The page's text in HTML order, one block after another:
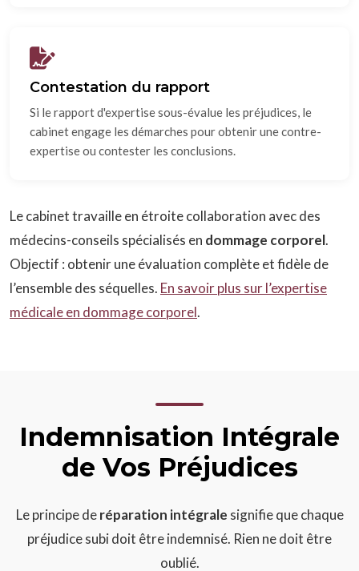
Contestation du rapport
Si le rapport d'expertise sous-évalue les préjudices, le
cabinet engage les démarches pour obtenir une contre-
expertise ou contester les conclusions.
Le cabinet travaille en étroite collaboration avec des
médecins-conseils spécialisés en dommage corporel.
Objectif : obtenir une évaluation complète et fidèle de
l’ensemble des séquelles. En savoir plus sur l’expertise
médicale en dommage corporel.
Indemnisation Intégrale
de Vos Préjudices
Le principe deréparation intégrale signifie que chaque
préjudice subi doit être indemnisé. Rien ne doit être
oublié.